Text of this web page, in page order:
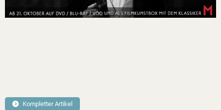
Kompletter Artikel